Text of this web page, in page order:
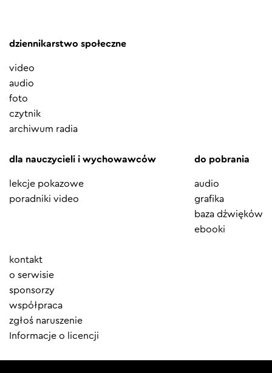
dziennikarstwo społeczne
video
audio
foto
czytnik
archiwum radia
dla nauczycieli i wychowawców
lekcje pokazowe
poradniki video
do pobrania
audio
grafika
baza dźwięków
ebooki
Element
menu
kontakt
o serwisie
sponsorzy
współpraca
zgłoś naruszenie
Informacje o licencji